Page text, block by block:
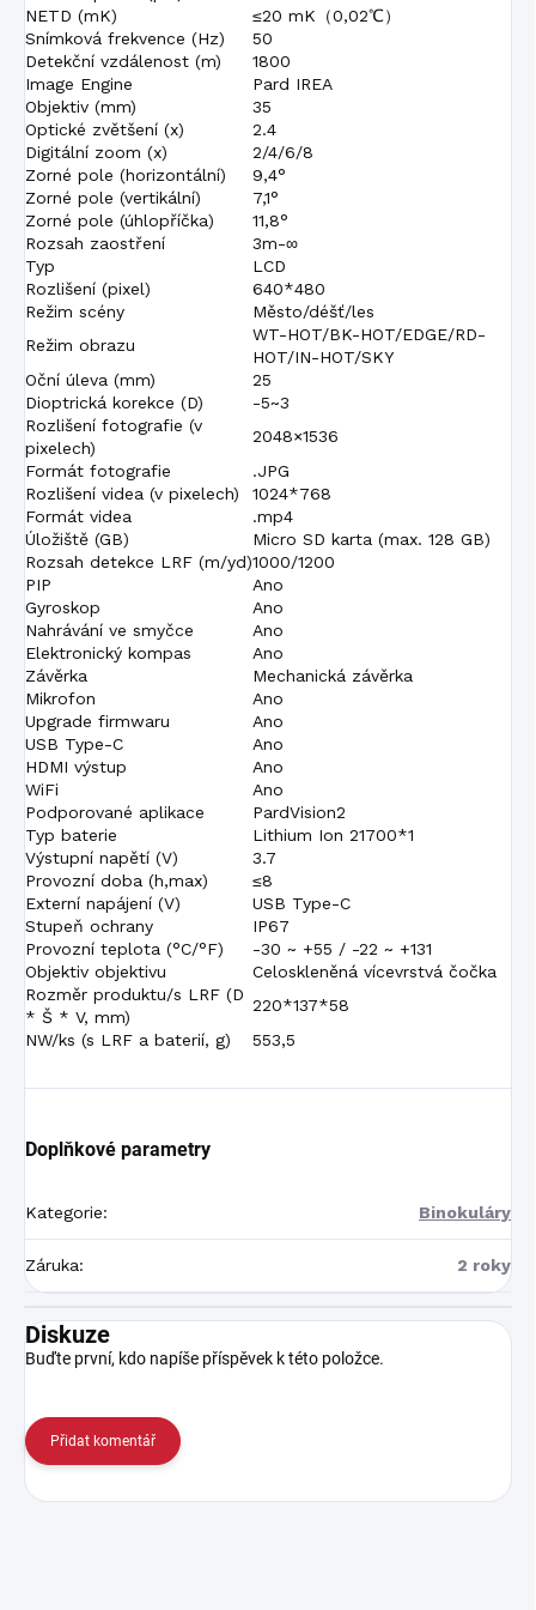
NETD (mK)
≤20 mK（0,02℃）
Snímková frekvence (Hz)
50
Detekční vzdálenost (m)
1800
Image Engine
Pard IREA
Objektiv (mm)
35
Optické zvětšení (x)
2.4
Digitální zoom (x)
2/4/6/8
Zorné pole (horizontální)
9,4°
Zorné pole (vertikální)
7,1°
Zorné pole (úhlopříčka)
11,8°
Rozsah zaostření
3m-∞
Typ
LCD
Rozlišení (pixel)
640*480
Režim scény
Město/déšť/les
Režim obrazu
WT-HOT/BK-HOT/EDGE/RD-
HOT/IN-HOT/SKY
Oční úleva (mm)
25
Dioptrická korekce (D)
-5~3
Rozlišení fotografie (v
pixelech)
2048×1536
Formát fotografie
.JPG
Rozlišení videa (v pixelech)
1024*768
Formát videa
.mp4
Úložiště (GB)
Micro SD karta (max. 128 GB)
Rozsah detekce LRF (m/yd)1000/1200
PIP
Ano
Gyroskop
Ano
Nahrávání ve smyčce
Ano
Elektronický kompas
Ano
Závěrka
Mechanická závěrka
Mikrofon
Ano
Upgrade firmwaru
Ano
USB Type-C
Ano
HDMI výstup
Ano
WiFi
Ano
Podporované aplikace
PardVision2
Typ baterie
Lithium Ion 21700*1
Výstupní napětí (V)
3.7
Provozní doba (h,max)
≤8
Externí napájení (V)
USB Type-C
Stupeň ochrany
IP67
Provozní teplota (°C/°F)
-30 ~ +55 / -22 ~ +131
Objektiv objektivu
Celoskleněná vícevrstvá čočka
Rozměr produktu/s LRF (D
* Š * V, mm)
220*137*58
NW/ks (s LRF a baterií, g)
553,5
Doplňkové parametry
Kategorie: Binokuláry
Záruka: 2 roky
Diskuze
Buďte první, kdo napíše příspěvek k této položce.
Přidat komentář